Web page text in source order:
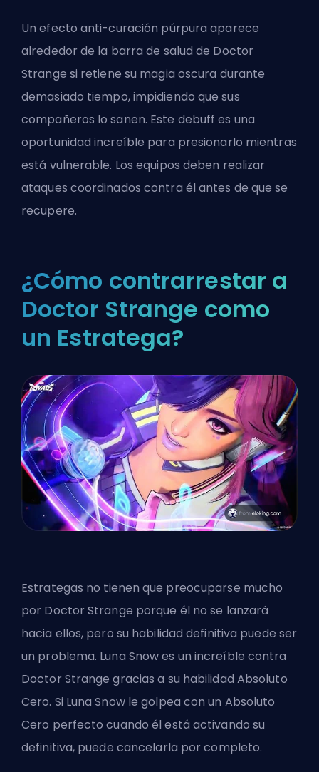
Un efecto anti-curación púrpura aparece
alrededor de la barra de salud de Doctor
Strange si retiene su magia oscura durante
demasiado tiempo, impidiendo que sus
compañeros lo sanen. Este debuff es una
oportunidad increíble para presionarlo mientras
está vulnerable. Los equipos deben realizar
ataques coordinados contra él antes de que se
recupere.
¿Cómo contrarrestar a
Doctor Strange como
un Estratega?
Estrategas no tienen que preocuparse mucho
por Doctor Strange porque él no se lanzará
hacia ellos, pero su habilidad definitiva puede ser
un problema. Luna Snow es un increíble contra
Doctor Strange gracias a su habilidad Absoluto
Cero. Si Luna Snow le golpea con un Absoluto
Cero perfecto cuando él está activando su
definitiva, puede cancelarla por completo.